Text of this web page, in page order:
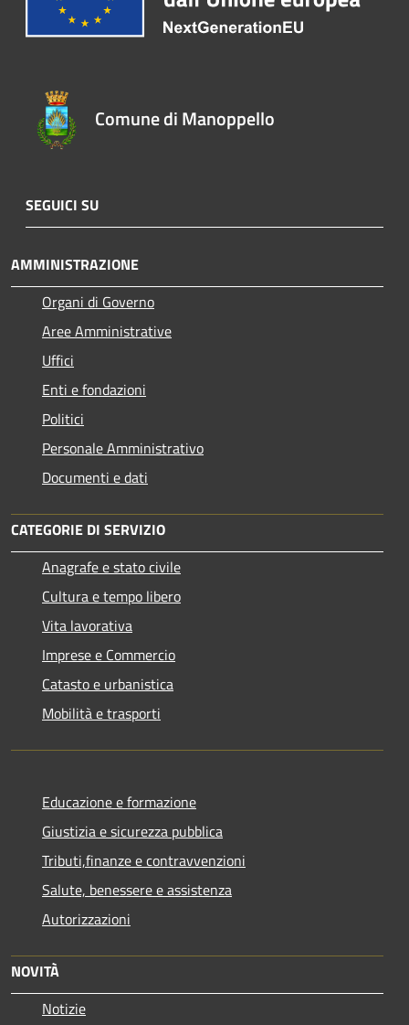
Comune di Manoppello
SEGUICI SU
AMMINISTRAZIONE
Organi di Governo
Aree Amministrative
Uffici
Enti e fondazioni
Politici
Personale Amministrativo
Documenti e dati
CATEGORIE DI SERVIZIO
Anagrafe e stato civile
Cultura e tempo libero
Vita lavorativa
Imprese e Commercio
Catasto e urbanistica
Mobilità e trasporti
Educazione e formazione
Giustizia e sicurezza pubblica
Tributi,finanze e contravvenzioni
Salute, benessere e assistenza
Autorizzazioni
NOVITÀ
Notizie